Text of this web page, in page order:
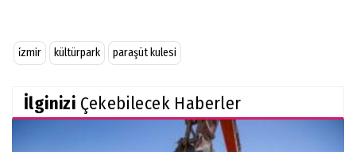
i̇zmir kültürpark paraşüt kulesi
İlginizi Çekebilecek Haberler